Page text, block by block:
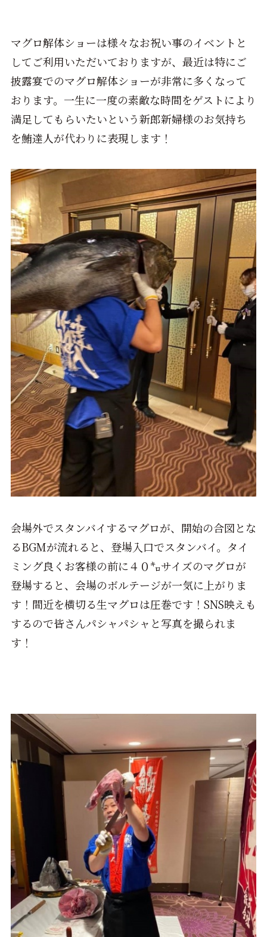
マグロ解体ショーは様々なお祝い事のイベントと
してご利用いただいておりますが、最近は特にご
披露宴でのマグロ解体ショーが非常に多くなって
おります。一生に一度の素敵な時間をゲストにより
満足してもらいたいという新郎新婦様のお気持ち
を鮪達人が代わりに表現します！
会場外でスタンバイするマグロが、開始の合図とな
るBGMが流れると、登場入口でスタンバイ。タイ
ミング良くお客様の前に４０㌔サイズのマグロが
登場すると、会場のボルテージが一気に上がりま
す！間近を横切る生マグロは圧巻です！SNS映えも
するので皆さんパシャパシャと写真を撮られま
す！